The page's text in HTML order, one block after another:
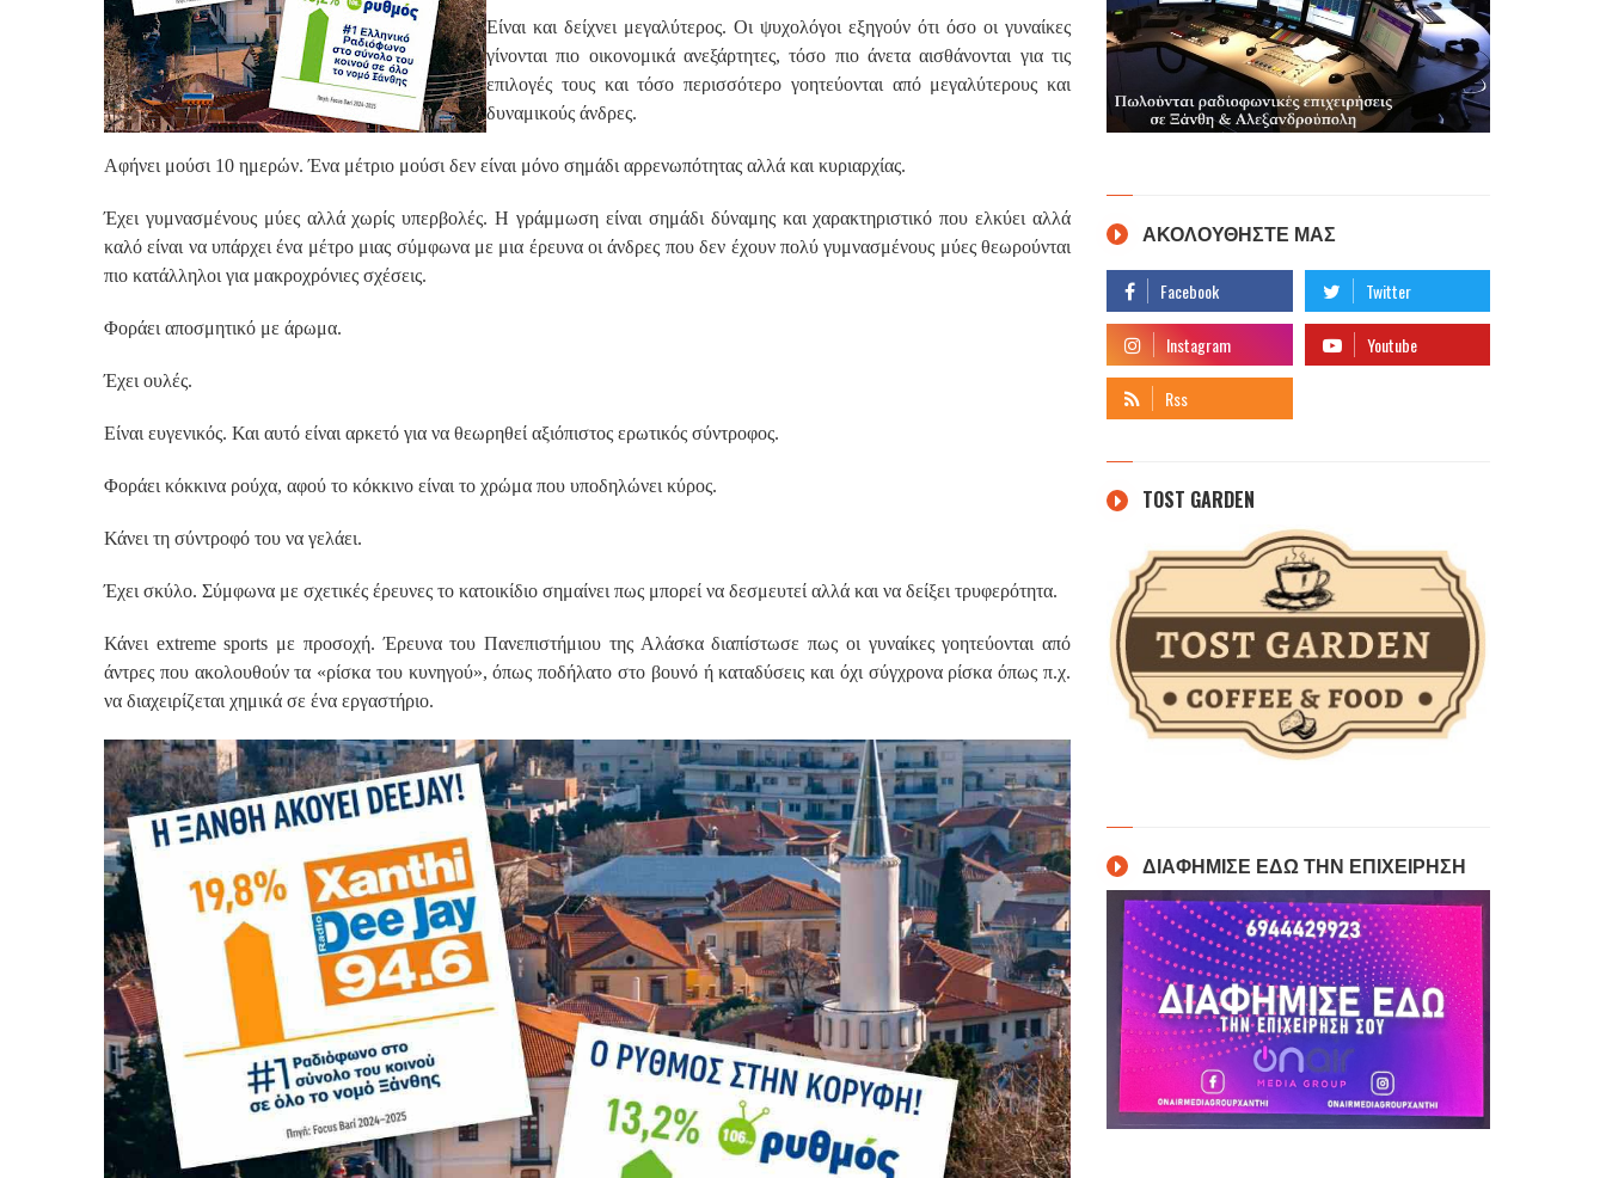
Είναι και δείχνει μεγαλύτερος. Οι ψυχολόγοι εξηγούν ότι όσο οι γυναίκες
γίνονται πιο οικονομικά ανεξάρτητες, τόσο πιο άνετα αισθάνονται για τις
επιλογές τους και τόσο περισσότερο γοητεύονται από μεγαλύτερους και
δυναμικούς άνδρες.
Αφήνει μούσι 10 ημερών. Ένα μέτριο μούσι δεν είναι μόνο σημάδι αρρενωπότητας αλλά και κυριαρχίας.
Έχει γυμνασμένους μύες αλλά χωρίς υπερβολές. Η γράμμωση είναι σημάδι δύναμης και χαρακτηριστικό που ελκύει αλλά
καλό είναι να υπάρχει ένα μέτρο μιας σύμφωνα με μια έρευνα οι άνδρες που δεν έχουν πολύ γυμνασμένους μύες θεωρούνται
πιο κατάλληλοι για μακροχρόνιες σχέσεις.
Φοράει αποσμητικό με άρωμα.
Έχει ουλές.
Είναι ευγενικός. Και αυτό είναι αρκετό για να θεωρηθεί αξιόπιστος ερωτικός σύντροφος.
Φοράει κόκκινα ρούχα, αφού το κόκκινο είναι το χρώμα που υποδηλώνει κύρος.
Κάνει τη σύντροφό του να γελάει.
Έχει σκύλο. Σύμφωνα με σχετικές έρευνες το κατοικίδιο σημαίνει πως μπορεί να δεσμευτεί αλλά και να δείξει τρυφερότητα.
Κάνει extreme sports με προσοχή. Έρευνα του Πανεπιστήμιου της Αλάσκα διαπίστωσε πως οι γυναίκες γοητεύονται από
άντρες που ακολουθούν τα «ρίσκα του κυνηγού», όπως ποδήλατο στο βουνό ή καταδύσεις και όχι σύγχρονα ρίσκα όπως π.χ.
να διαχειρίζεται χημικά σε ένα εργαστήριο.
ΑΚΟΛΟΥΘΗΣΤΕ ΜΑΣ
TOST GARDEN
ΔΙΑΦΗΜΙΣΕ ΕΔΩ ΤΗΝ ΕΠΙΧΕΙΡΗΣΗ